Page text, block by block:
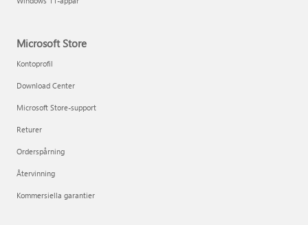
Microsoft Store
Kontoprofil
Download Center
Microsoft Store-support
Returer
Orderspårning
Återvinning
Kommersiella garantier